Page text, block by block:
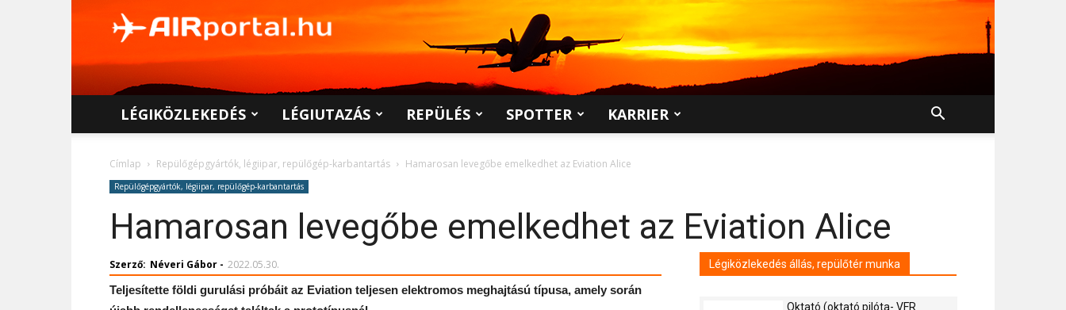
LÉGIKÖZLEKEDÉS LÉGIUTAZÁS REPÜLÉS SPOTTER KARRIER
Címlap Repülőgépgyártók, légiipar, repülőgép-karbantartás Hamarosan levegőbe emelkedhet az Eviation Alice
Repülőgépgyártók, légiipar, repülőgép-karbantartás
Hamarosan levegőbe emelkedhet az Eviation Alice
Szerző: Néveri Gábor - 2022.05.30.
Teljesítette földi gurulási próbáit az Eviation teljesen elektromos meghajtású típusa, amely során
Légiközlekedés állás, repülőtér munka
Oktató (oktató pilóta- VFR